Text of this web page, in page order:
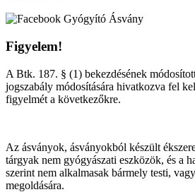
Figyelem!
A Btk. 187. § (1) bekezdésének
jogszabály módosítására hivatkozva fel
figyelmét a következőkre.
Az ásványok, ásványokból készült
tárgyak nem gyógyászati eszközök, és a
szerint nem alkalmasak bármely testi,
megoldására.